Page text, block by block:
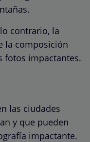
contrario, la
la composición
fotos impactantes.
las ciudades
y que pueden
impactante.